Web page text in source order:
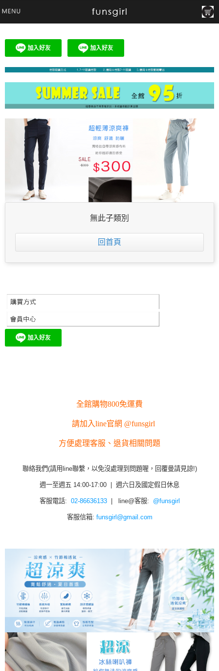
無此子類別
回首頁
全館購物800免運費
請加入line官網 @funsgirl
方便處理客服、退貨相關問題
聯絡我們(請用line聯繫，以免沒處理到問題喔，回覆曼請見諒!)
週一至週五 14:00-17:00 | 週六日及國定假日休息
客服電話: 02-86636133| line@客服: @funsgirl
客服信箱: funsgirl@gmail.com